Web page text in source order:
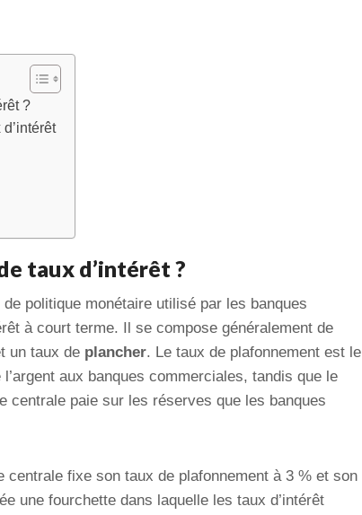
?
taux d’intérêt ?
politique monétaire utilisé par les banques
à court terme. Il se compose généralement de
un taux de plancher. Le taux de plafonnement est le
aux banques commerciales, tandis que le
centrale paie sur les réserves que les banques
centrale fixe son taux de plafonnement à 3 % et son
une fourchette dans laquelle les taux d’intérêt